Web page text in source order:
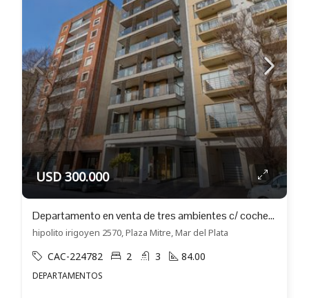
USD 300.000
Departamento en venta de tres ambientes c/ cochera doble en Plaza Mitre
hipolito irigoyen 2570, Plaza Mitre, Mar del Plata
CAC-224782 2 3 84.00
DEPARTAMENTOS